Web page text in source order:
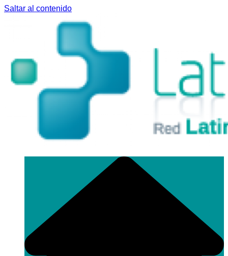
Saltar al contenido